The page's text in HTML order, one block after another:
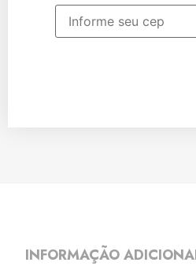
INFORMAÇÃO